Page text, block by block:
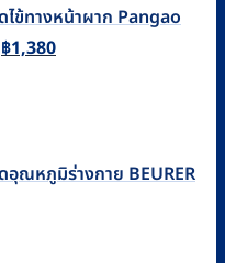
ไข้ทางหน้าผาก Pangao
Original
฿1,380Current
อุณหภูมิร่างกาย BEURER